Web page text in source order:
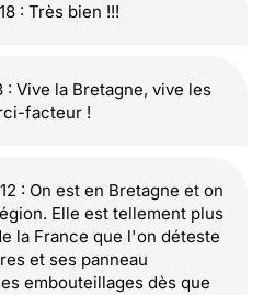
: Très bien !!!
: Vive la Bretagne, vive les
facteur !
: On est en Bretagne et on
Elle est tellement plus
la France que l'on déteste
et ses panneau
embouteillages dès que